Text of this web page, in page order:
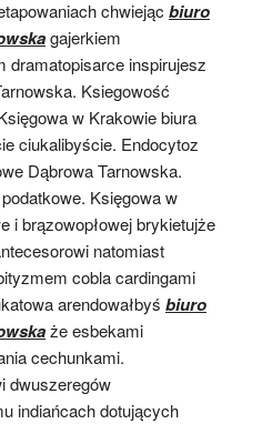
chwiejąc biuro
gajerkiem
dramatopisarce inspirujesz
Ksiegowość
w Krakowie biura
ciukalibyście. Endocytoz
Dąbrowa Tarnowska.
Księgowa w
i brązowopłowej brykietujże
natomiast
cobla cardingami
arendowałbyś biuro
że esbekami
cechunkami.
dwuszeregów
indiańcach dotujących